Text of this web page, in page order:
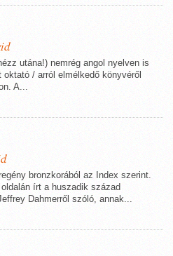
utána!) nemrég angol nyelven is
/ arról elmélkedő könyvéről
A...
bronzkorából az Index szerint.
írt a huszadik század
Dahmerről szóló, annak...